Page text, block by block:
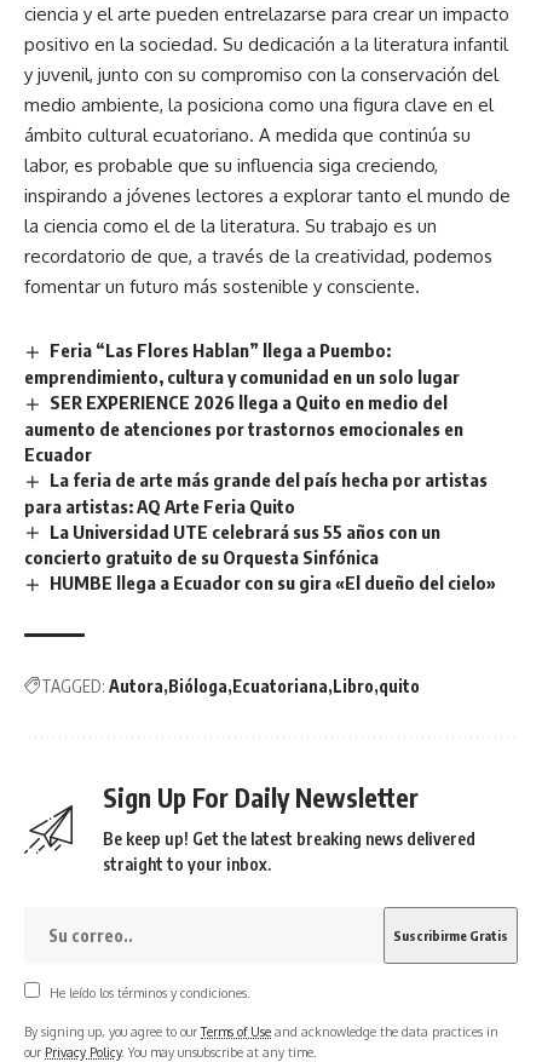
ciencia y el arte pueden entrelazarse para crear un impacto
positivo en la sociedad. Su dedicación a la literatura infantil
y juvenil, junto con su compromiso con la conservación del
medio ambiente, la posiciona como una figura clave en el
ámbito cultural ecuatoriano. A medida que continúa su
labor, es probable que su influencia siga creciendo,
inspirando a jóvenes lectores a explorar tanto el mundo de
la ciencia como el de la literatura. Su trabajo es un
recordatorio de que, a través de la creatividad, podemos
fomentar un futuro más sostenible y consciente.
Feria “Las Flores Hablan” llega a Puembo:
emprendimiento, cultura y comunidad en un solo lugar
SER EXPERIENCE 2026 llega a Quito en medio del
aumento de atenciones por trastornos emocionales en
Ecuador
La feria de arte más grande del país hecha por artistas
para artistas: AQ Arte Feria Quito
La Universidad UTE celebrará sus 55 años con un
concierto gratuito de su Orquesta Sinfónica
HUMBE llega a Ecuador con su gira «El dueño del cielo»
TAGGED: Autora Bióloga Ecuatoriana Libro quito
Sign Up For Daily Newsletter
Be keep up! Get the latest breaking news delivered
straight to your inbox.
He leído los términos y condiciones.
By signing up, you agree to ourTerms of Use and acknowledge the data practices in
our Privacy Policy. You may unsubscribe at any time.